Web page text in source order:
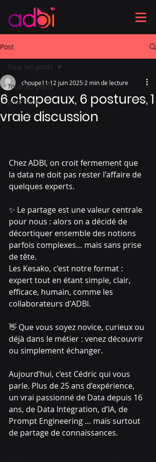
Post
Tous les posts
post data
Tous les posts
6 chapeaux, 6 postures, 1
vraie discussion
choupe11 12 juin 2025 2 min de lecture
Chez ADBI, on croit fermement que
la data ne doit pas rester l'affaire de
quelques experts.
✨ Le partage est une valeur centrale
pour nous : alors on a décidé de
décortiquer ensemble des notions
parfois complexes… mais sans prise
de tête.
Les Kesako, c’est notre format :
expert tout en étant simple, clair,
efficace, humain, comme les
collaborateurs d'ADBI.
👋 Que vous soyez novice, curieux ou
déjà dans le métier : venez découvrir
ou simplement échanger.
Aujourd’hui, c’est Cédric qui vous
parle. Plus de 25 ans d’expérience,
un vrai passionné de Data depuis 16
ans, de Data Integration, d’IA, de
Prompt Engineering … mais surtout
de partage de connaissances.